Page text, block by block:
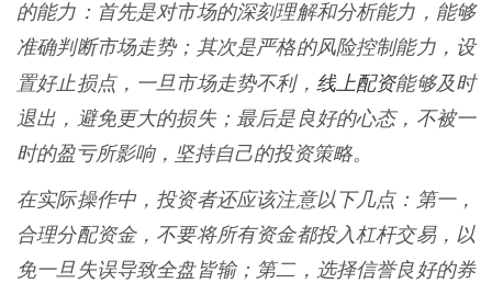
的能力：首先是对市场的深刻理解和分析能力，能够
准确判断市场走势；其次是严格的风险控制能力，设
置好止损点，一旦市场走势不利， 线上配资能够及时
退出，避免更大的损失；最后是良好的心态，不被一
时的盈亏所影响，坚持自己的投资策略。
在实际操作中，投资者还应该注意以下几点：第一，
合理分配资金，不要将所有资金都投入杠杆交易，以
免一旦失误导致全盘皆输；第二，选择信誉良好的券